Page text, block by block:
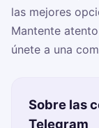
las mejores
Mantente
únete a una
Sobre las
Telegram